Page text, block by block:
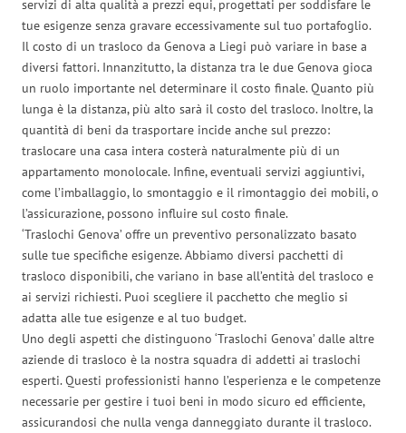
servizi di alta qualità a prezzi equi, progettati per soddisfare le
tue esigenze senza gravare eccessivamente sul tuo portafoglio.
Il costo di un trasloco da Genova a Liegi può variare in base a
diversi fattori. Innanzitutto, la distanza tra le due Genova gioca
un ruolo importante nel determinare il costo finale. Quanto più
lunga è la distanza, più alto sarà il costo del trasloco. Inoltre, la
quantità di beni da trasportare incide anche sul prezzo:
traslocare una casa intera costerà naturalmente più di un
appartamento monolocale. Infine, eventuali servizi aggiuntivi,
come l’imballaggio, lo smontaggio e il rimontaggio dei mobili, o
l’assicurazione, possono influire sul costo finale.
‘Traslochi Genova’ offre un preventivo personalizzato basato
sulle tue specifiche esigenze. Abbiamo diversi pacchetti di
trasloco disponibili, che variano in base all’entità del trasloco e
ai servizi richiesti. Puoi scegliere il pacchetto che meglio si
adatta alle tue esigenze e al tuo budget.
Uno degli aspetti che distinguono ‘Traslochi Genova’ dalle altre
aziende di trasloco è la nostra squadra di addetti ai traslochi
esperti. Questi professionisti hanno l’esperienza e le competenze
necessarie per gestire i tuoi beni in modo sicuro ed efficiente,
assicurandosi che nulla venga danneggiato durante il trasloco.